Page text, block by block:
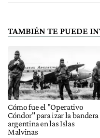
TAMBIÉN TE PUEDE
Cómo fue el "Operativo
Cóndor" para izar la bandera
argentina en las Islas
Malvinas